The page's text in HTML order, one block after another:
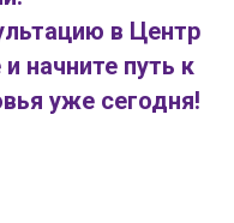
в Центр
начните путь к
уже сегодня!